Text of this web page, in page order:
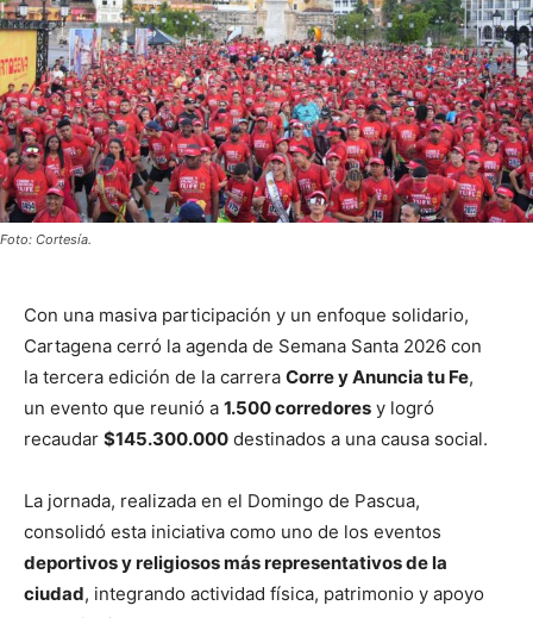
Foto: Cortesía.
Con una masiva participación y un enfoque solidario,
Cartagena cerró la agenda de Semana Santa 2026 con
la tercera edición de la carrera Corre y Anuncia tu Fe,
un evento que reunió a 1.500 corredores y logró
recaudar $145.300.000 destinados a una causa social.
La jornada, realizada en el Domingo de Pascua,
consolidó esta iniciativa como uno de los eventos
deportivos y religiosos más representativos de la
ciudad, integrando actividad física, patrimonio y apoyo